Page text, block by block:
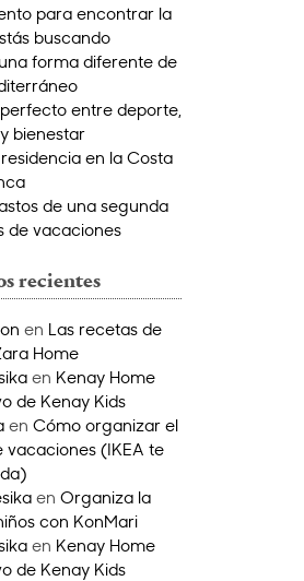
para encontrar la
buscando
forma diferente de
entre deporte,
bienestar
en la Costa
de una segunda
de vacaciones
recientes
en Las recetas de
Home
en Kenay Home
de Kenay Kids
en Cómo organizar el
(IKEA te
en Organiza la
con KonMari
en Kenay Home
de Kenay Kids